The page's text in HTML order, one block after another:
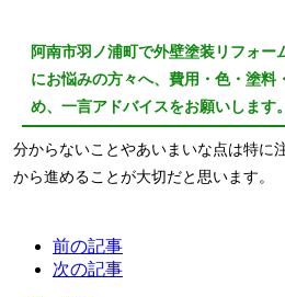
阿南市羽ノ浦町で外壁塗装リフォー
にお悩みの方々へ、費用・色・塗料
め、一言アドバイスをお願いします。
分からないことやあいまいな点は特に
から進めることが大切だと思います。
前の記事
次の記事